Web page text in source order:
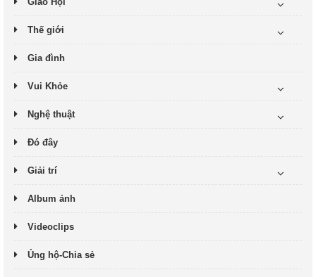
Thế giới
Gia đình
Vui Khỏe
Nghệ thuật
Đó đây
Giải trí
Album ảnh
Videoclips
Ủng hộ-Chia sẻ